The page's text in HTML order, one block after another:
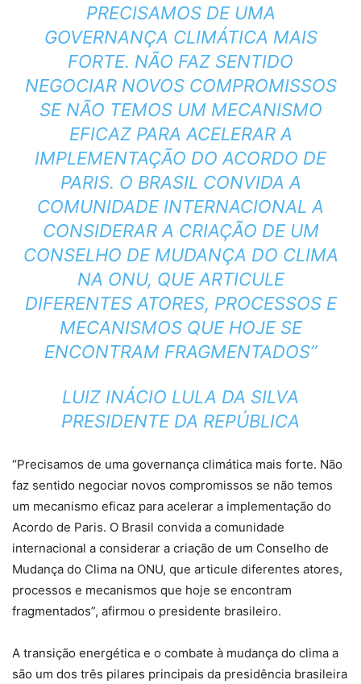
PRECISAMOS DE UMA
GOVERNANÇA CLIMÁTICA MAIS
FORTE. NÃO FAZ SENTIDO
NEGOCIAR NOVOS COMPROMISSOS
SE NÃO TEMOS UM MECANISMO
EFICAZ PARA ACELERAR A
IMPLEMENTAÇÃO DO ACORDO DE
PARIS. O BRASIL CONVIDA A
COMUNIDADE INTERNACIONAL A
CONSIDERAR A CRIAÇÃO DE UM
CONSELHO DE MUDANÇA DO CLIMA
NA ONU, QUE ARTICULE
DIFERENTES ATORES, PROCESSOS E
MECANISMOS QUE HOJE SE
ENCONTRAM FRAGMENTADOS”
LUIZ INÁCIO LULA DA SILVA
PRESIDENTE DA REPÚBLICA
“Precisamos de uma governança climática mais forte. Não
faz sentido negociar novos compromissos se não temos
um mecanismo eficaz para acelerar a implementação do
Acordo de Paris. O Brasil convida a comunidade
internacional a considerar a criação de um Conselho de
Mudança do Clima na ONU, que articule diferentes atores,
processos e mecanismos que hoje se encontram
fragmentados”, afirmou o presidente brasileiro.
A transição energética e o combate à mudança do clima a
são um dos três pilares principais da presidência brasileira